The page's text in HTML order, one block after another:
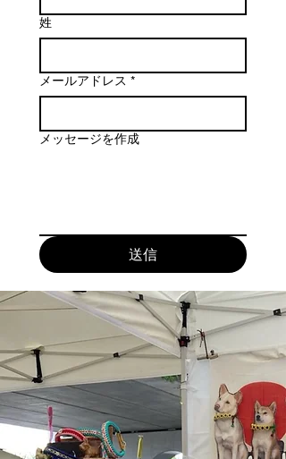
姓
メールアドレス *
メッセージを作成
送信